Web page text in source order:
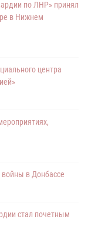
по ЛНР» принял
в Нижнем
центра
в Донбассе
стал почетным